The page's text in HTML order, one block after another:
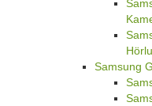
Samsung